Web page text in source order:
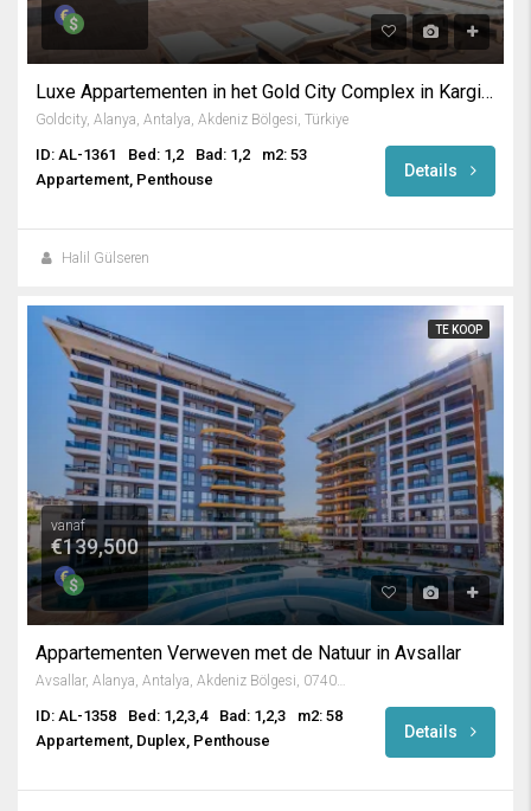
Luxe Appartementen in het Gold City Complex in Kargicak / Alanya
Goldcity, Alanya, Antalya, Akdeniz Bölgesi, Türkiye
ID: AL-1361 Bed: 1,2 Bad: 1,2
m2: 53
Appartement, Penthouse
Details
Halil Gülseren
TE KOOP
vanaf
€139,500
Appartementen Verweven met de Natuur in Avsallar
ID: AL-1358 Bed: 1,2,3,4 Bad: 1,2,3
m2: 58
Appartement, Duplex, Penthouse
Details